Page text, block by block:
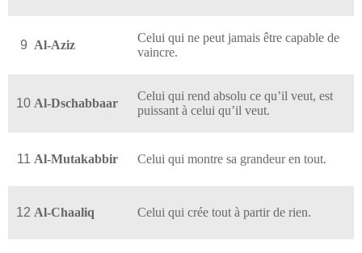
9 Al-Aziz
Celui qui ne peut jamais être capable de
vaincre.
10 Al-Dschabbaar
Celui qui rend absolu ce qu’il veut, est
puissant à celui qu’il veut.
11 Al-Mutakabbir Celui qui montre sa grandeur en tout.
12 Al-Chaaliq Celui qui crée tout à partir de rien.